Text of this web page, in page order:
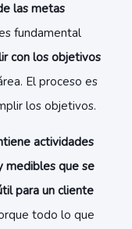
las metas
fundamental
con los objetivos
El proceso es
los objetivos.
actividades
medibles que se
para un cliente
todo lo que